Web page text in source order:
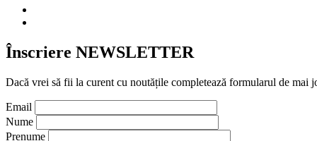
Înscriere NEWSLETTER
Dacă vrei să fii la curent cu noutățile completează formularul de mai
Email
Nume
Prenume